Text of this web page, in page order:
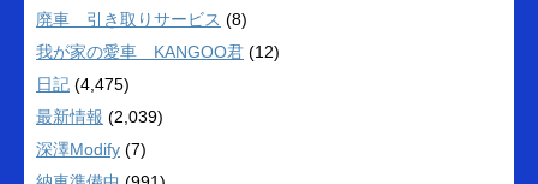
廃車 引き取りサービス (8)
我が家の愛車 KANGOO君 (12)
日記 (4,475)
最新情報 (2,039)
深澤Modify (7)